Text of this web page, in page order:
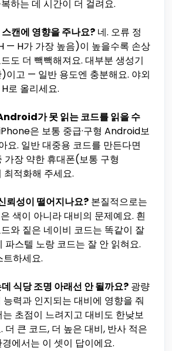
하는 데 시간이 더 걸려요.
캔에 영향을 주나요? 네. 오류 정
— H가 가장 높음)이 높을수록 손상
도 더 빽빽해져요. 대부분 생성기
이고 — 일반 용도엔 충분해요. 야외
로 올리세요.
가 못 읽는 코드를 읽을 수
은 보통 중급·구형 Android보
요. 일반 대중용 코드를 만든다면
장 약한 휴대폰(보통 구형
적화해 주세요.
뢰성이 떨어지나요? 본질적으로는
색이 아니라 대비의 문제예요. 흰
와 짙은 네이비 코드는 똑같이 잘
파스텔 노랑 코드는 잘 안 읽혀요.
하세요.
식당 조명 아래선 안 될까요? 광량
력과 인지되는 대비에 영향을 줘
초점이 느려지고 대비도 한낮보
더 큰 코드, 더 높은 대비, 반사 적은
에서는 이 셋이 답이에요.